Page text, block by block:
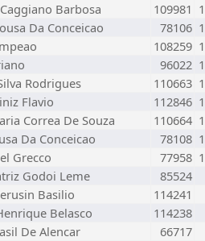
Barbosa 109981
Da Conceicao 78106
108259
96022
Rodrigues 110663
Flavio 112846
Correa De Souza 110664
Da Conceicao 78108
Grecco 77958
Godoi Leme
85524
Basilio
114241
Belasco
114238
De Alencar
66717